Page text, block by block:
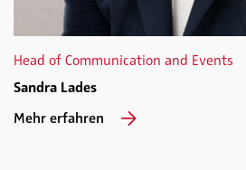
Head of Communication and Events
Sandra Lades
Mehr erfahren